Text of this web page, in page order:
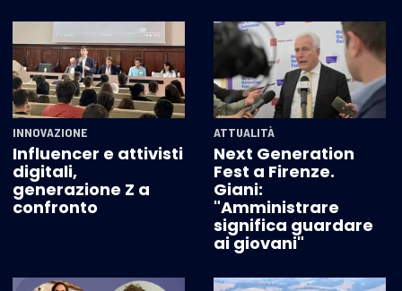
INNOVAZIONE
Influencer e attivisti
digitali,
generazione Z a
confronto
ATTUALITÀ
Next Generation
Fest a Firenze.
Giani:
"Amministrare
significa guardare
ai giovani"